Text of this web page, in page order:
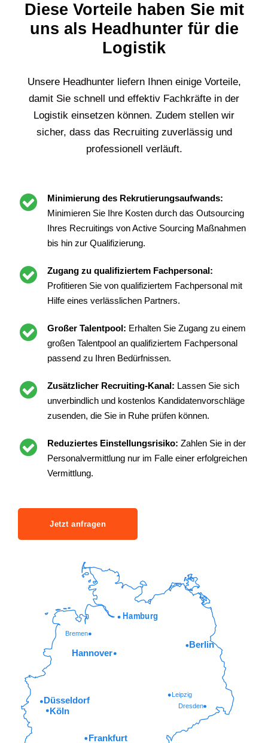
Diese Vorteile haben Sie mit
uns als Headhunter für die
Logistik
Unsere Headhunter liefern Ihnen einige Vorteile,
damit Sie schnell und effektiv Fachkräfte in der
Logistik einsetzen können. Zudem stellen wir
sicher, dass das Recruiting zuverlässig und
professionell verläuft.
Minimierung des Rekrutierungsaufwands:
Minimieren Sie Ihre Kosten durch das Outsourcing
Ihres Recruitings von Active Sourcing Maßnahmen
bis hin zur Qualifizierung.
Zugang zu qualifiziertem Fachpersonal:
Profitieren Sie von qualifiziertem Fachpersonal mit
Hilfe eines verlässlichen Partners.
Großer Talentpool: Erhalten Sie Zugang zu einem
großen Talentpool an qualifiziertem Fachpersonal
passend zu Ihren Bedürfnissen.
Zusätzlicher Recruiting-Kanal: Lassen Sie sich
unverbindlich und kostenlos Kandidatenvorschläge
zusenden, die Sie in Ruhe prüfen können.
Reduziertes Einstellungsrisiko: Zahlen Sie in der
Personalvermittlung nur im Falle einer erfolgreichen
Vermittlung.
Jetzt anfragen
Dresden
Frankfurt
Köln
Düsseldorf
Leipzig
Hannover
Berlin
Bremen
Hamburg